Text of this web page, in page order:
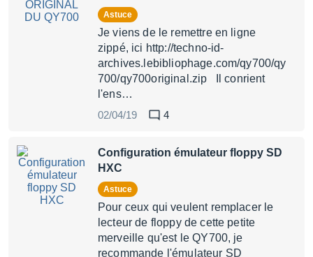
Astuce
Je viens de le remettre en ligne
zippé, ici http://techno-id-
archives.lebibliophage.com/qy700/qy
700/qy700original.zip Il conrient
l'ens…
02/04/19
4
Configuration émulateur floppy SD
HXC
Astuce
Pour ceux qui veulent remplacer le
lecteur de floppy de cette petite
merveille qu'est le QY700, je
recommande l'émulateur SD